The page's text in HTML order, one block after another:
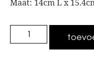
Maat: 14cm L x